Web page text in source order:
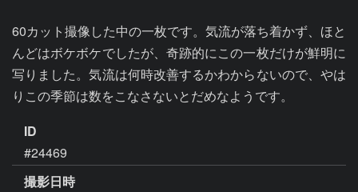
60カット撮像した中の一枚です。気流が落ち着かず、ほと
んどはボケボケでしたが、奇跡的にこの一枚だけが鮮明に
写りました。気流は何時改善するかわからないので、やは
りこの季節は数をこなさないとだめなようです。
ID
#24469
撮影日時